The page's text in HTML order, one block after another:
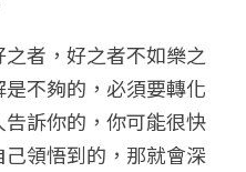
者，好之者不如樂之
不夠的，必須要轉化
訴你的，你可能很快
領悟到的，那就會深